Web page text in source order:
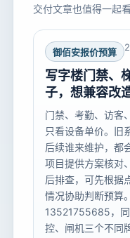
交付文章也值得一起看
御佰安报价预算
写字楼门禁、
子，想兼容改
门禁、考勤、访客
只看设备单价。旧
后续谁来维护，都
项目提供方案核对
后排查，可先根据
情况协助判断预算
13521755685，
控、闸机三个不同